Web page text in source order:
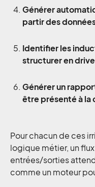
Générer
partir des
Identifier les
structurer en
Générer un
être présenté à la
Pour chacun de ces
logique métier, un
entrées/sorties
comme un moteur